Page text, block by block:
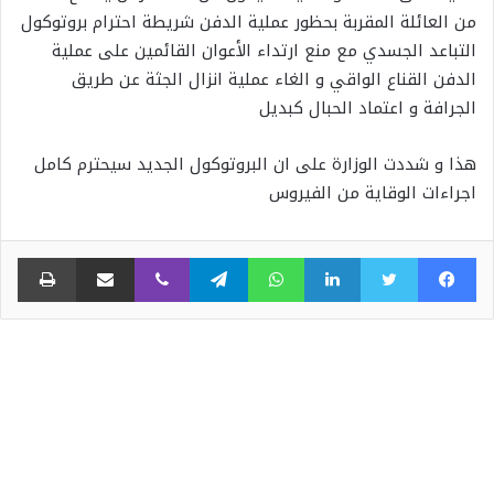
من العائلة المقربة بحظور عملية الدفن شريطة احترام بروتوكول
التباعد الجسدي مع منع ارتداء الأعوان القائمين على عملية
الدفن القناع الواقي و الغاء عملية انزال الجثة عن طريق
الجرافة و اعتماد الحبال كبديل
هذا و شددت الوزارة على ان البروتوكول الجديد سيحترم كامل
اجراءات الوقاية من الفيروس
فيسبوك تويتر لينكدإن واتساب تيلقرام ڤايبر مشاركة عبر البريد